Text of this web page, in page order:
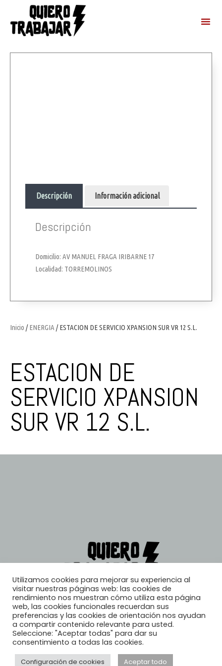
Inicio /ENERGIA / ESTACION DE SERVICIO XPANSION SUR VR 12 S.L.
ESTACION DE
SERVICIO XPANSION
SUR VR 12 S.L.
Descripción Información adicional
Descripción
Domicilio: AV MANUEL FRAGA IRIBARNE 17
Localidad: TORREMOLINOS
© 2026, Quiero Trabajar
Utilizamos cookies para mejorar su experiencia al
visitar nuestras páginas web: las cookies de
rendimiento nos muestran cómo utiliza esta página
web, las cookies funcionales recuerdan sus
preferencias y las cookies de orientación nos ayudan
a compartir contenido relevante para usted.
Seleccione: "Aceptar todas" para dar su
consentimiento a todas las cookies.
Configuración de cookies Aceptar todo